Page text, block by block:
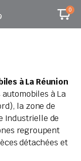
0
à La Réunion
à La
la zone de
Industrielle de
regroupent
détachées et